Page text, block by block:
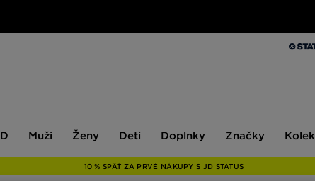
Muži Ženy Deti Doplnky Značky
10 % SPÄŤ ZA PRVÉ NÁKUPY S JD STATUS